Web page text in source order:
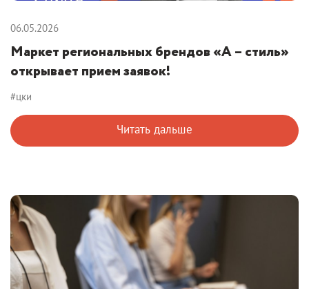
06.05.2026
Маркет региональных брендов «А – стиль»
открывает прием заявок!
#цки
Читать дальше